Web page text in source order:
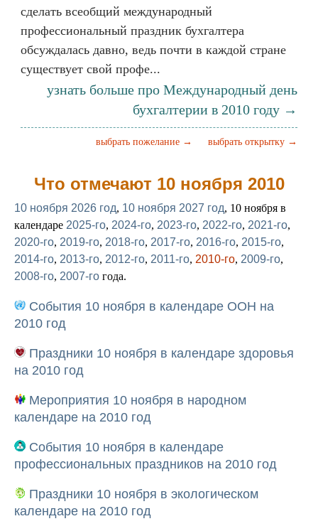
сделать всеобщий международный
профессиональный праздник бухгалтера
обсуждалась давно, ведь почти в каждой стране
существует свой профе...
узнать больше про Международный день
бухгалтерии в 2010 году →
выбрать открытку →
выбрать пожелание →
Что отмечают 10 ноября 2010
10 ноября 2026 год, 10 ноября 2027 год, 10 ноября в
календаре 2025-го, 2024-го, 2023-го, 2022-го, 2021-го,
2020-го, 2019-го, 2018-го, 2017-го, 2016-го, 2015-го,
2014-го, 2013-го, 2012-го, 2011-го, 2010-го, 2009-го,
2008-го, 2007-го года.
События 10 ноября в календаре ООН на
2010 год
Праздники 10 ноября в календаре здоровья
на 2010 год
Мероприятия 10 ноября в народном
календаре на 2010 год
События 10 ноября в календаре
профессиональных праздников на 2010 год
Праздники 10 ноября в экологическом
календаре на 2010 год